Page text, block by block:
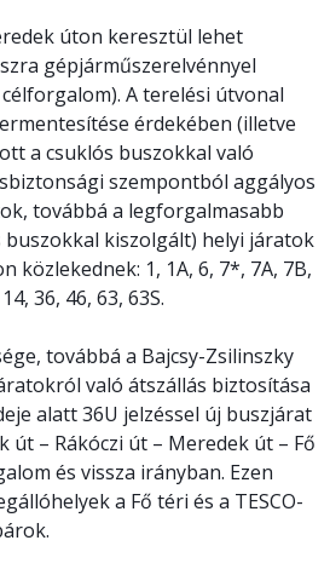
úton keresztül lehet
gépjárműszerelvénnyel
A terelési útvonal
érdekében (illetve
a csuklós buszokkal való
szempontból aggályos
továbbá a legforgalmasabb
kiszolgált) helyi járatok
közlekednek: 1, 1A, 6, 7*, 7A, 7B,
36, 46, 63, 63S.
továbbá a Bajcsy-Zsilinszky
való átszállás biztosítása
alatt 36U jelzéssel új buszjárat
út – Rákóczi út – Meredek út – Fő
és vissza irányban. Ezen
a Fő téri és a TESCO-